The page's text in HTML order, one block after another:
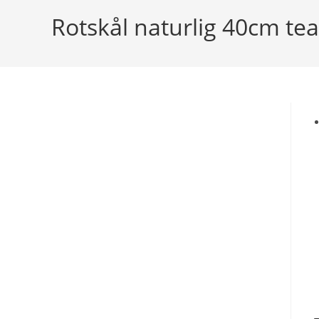
11627
Rotskål naturlig 40cm